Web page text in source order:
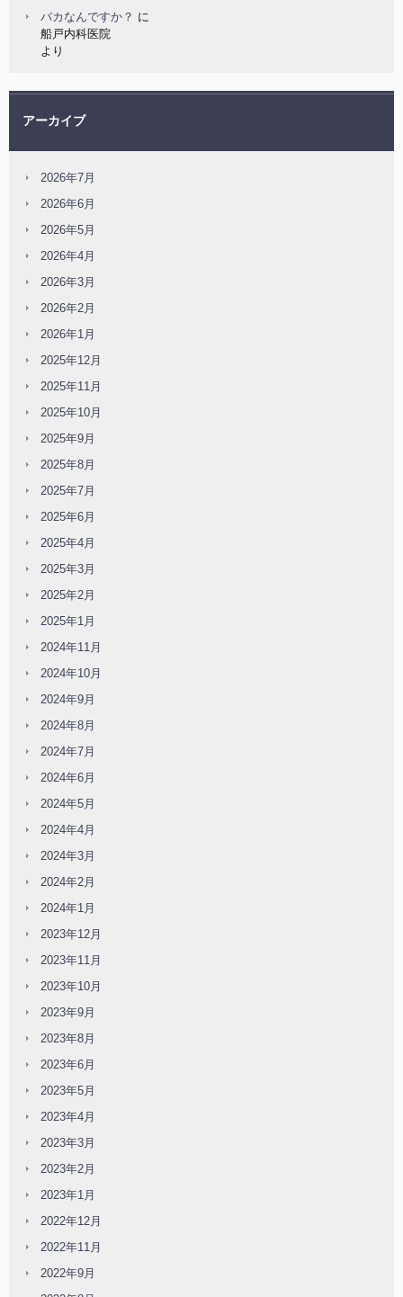
バカなんですか？ に
船戸内科医院
より
アーカイブ
2026年7月
2026年6月
2026年5月
2026年4月
2026年3月
2026年2月
2026年1月
2025年12月
2025年11月
2025年10月
2025年9月
2025年8月
2025年7月
2025年6月
2025年4月
2025年3月
2025年2月
2025年1月
2024年11月
2024年10月
2024年9月
2024年8月
2024年7月
2024年6月
2024年5月
2024年4月
2024年3月
2024年2月
2024年1月
2023年12月
2023年11月
2023年10月
2023年9月
2023年8月
2023年6月
2023年5月
2023年4月
2023年3月
2023年2月
2023年1月
2022年12月
2022年11月
2022年9月